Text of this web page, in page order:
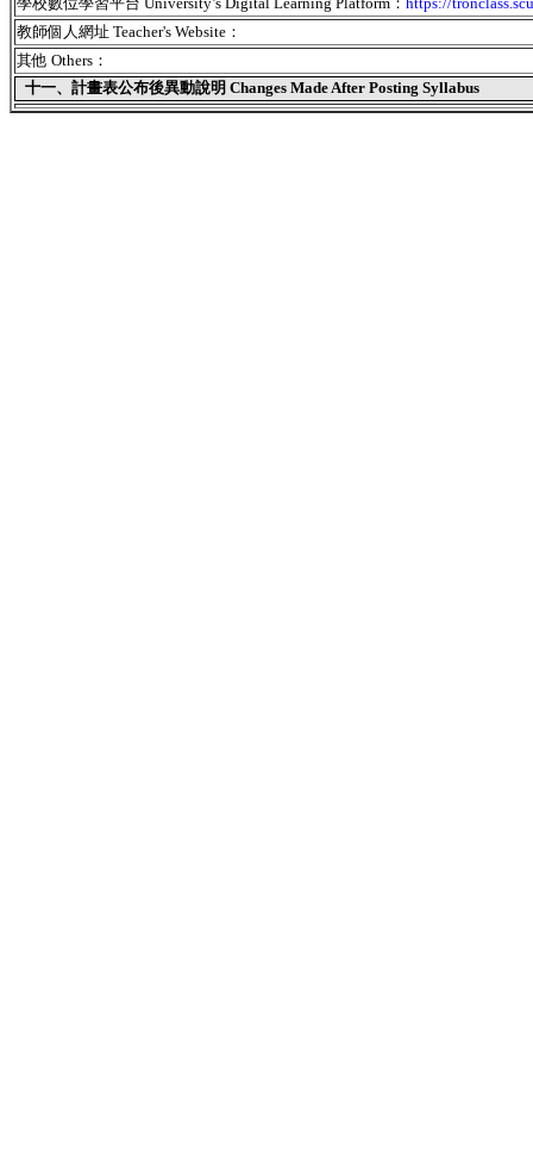
教師個人網址 Teacher's Website：
其他 Others：
十一、 計畫表公布後異動說明 Changes Made After Posting Syllabus